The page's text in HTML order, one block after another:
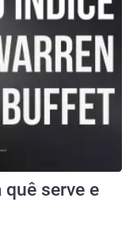
serve e